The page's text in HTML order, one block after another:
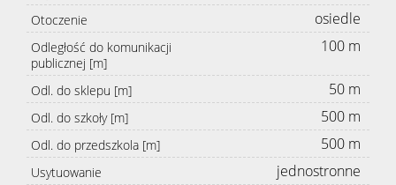
Otoczenie osiedle
Odległość do komunikacji
publicznej [m]
100 m
Odl. do sklepu [m] 50 m
Odl. do szkoły [m] 500 m
Odl. do przedszkola [m] 500 m
Usytuowanie jednostronne